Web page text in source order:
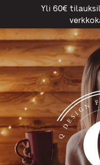
Yli 60€